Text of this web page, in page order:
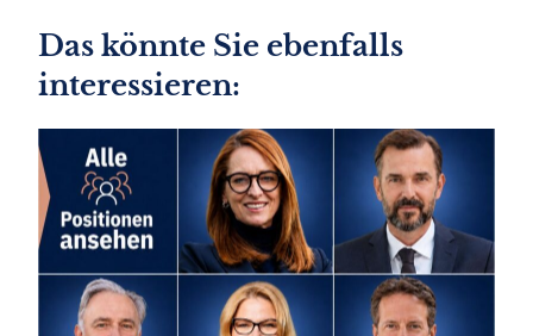
Das könnte Sie ebenfalls
interessieren: